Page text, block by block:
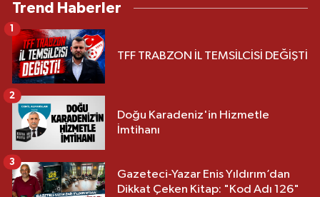
Trend Haberler
TFF TRABZON İL TEMSİLCİSİ DEĞİŞTİ
1
Doğu Karadeniz'in Hizmetle
İmtihanı
2
Gazeteci-Yazar Enis Yıldırım’dan
Dikkat Çeken Kitap: "Kod Adı 126"
3